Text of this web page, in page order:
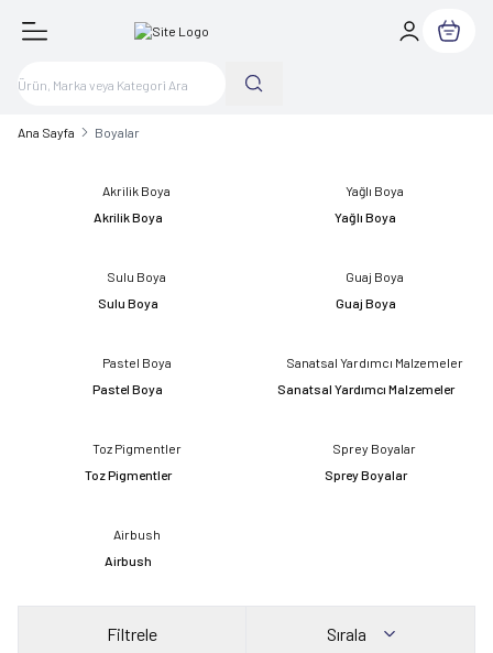
Sepetim
Ana Sayfa Boyalar
Akrilik Boya Yağlı Boya
Sulu Boya Guaj Boya
Pastel Boya Sanatsal Yardımcı Malzemeler
Toz Pigmentler Sprey Boyalar
Airbush
Filtrele Sırala